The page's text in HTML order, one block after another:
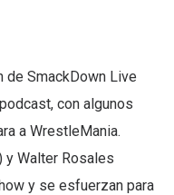
de SmackDown Live
con algunos
a WrestleMania.
y Walter Rosales
y se esfuerzan para